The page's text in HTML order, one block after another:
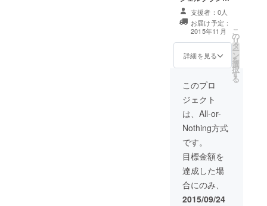
車用サイズ ○現
地宿泊権
【２名５泊宿泊
権】 ○エアスト
ズ 【1/64
AIRSTREAMミ
【AIRSTREAM
ネームプレート
大】
名10泊宿泊＋シ
ンボルツリー命
名権 他） ○Web
にあなたのお名
前を記載しま
す。 ○ロゴ入り
バー 10個
○Facebook秘密
のグループへの
加入 ○あなたの
名前入りナン
バープレー
ト 【大プ
レート】US自動
車用サイズ ○現
地宿泊権
【２名10泊宿泊
権】 ○エアスト
リームグッ
支援者：0人
お届け予定：
2015年11月
詳細を見る
こ
の
リ
タ
ー
ン
を
選
択
す
る
このプロ
ジェクト
は、All-or-
Nothing方式
です。
目標金額を
達成した場
合にのみ、
2015/09/24